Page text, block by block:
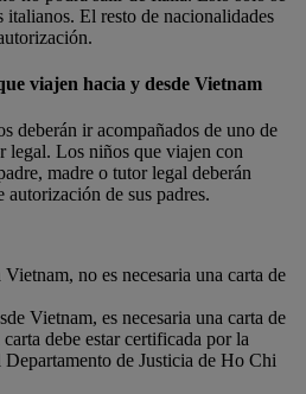
italianos. El resto de nacionalidades
viajen hacia y desde Vietnam
deberán ir acompañados de uno de
legal. Los niños que viajen con
madre o tutor legal deberán
autorización de sus padres.
Vietnam, no es necesaria una carta de
Vietnam, es necesaria una carta de
debe estar certificada por la
de Justicia de Ho Chi